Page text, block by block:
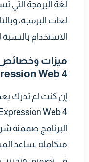
لغة البرمجة التي
لغات البرمجة،
الاستخدام
Web 4
البرنامج صممته
متكاملة تساعد